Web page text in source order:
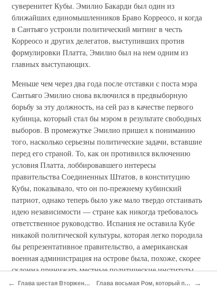
суверенитет Кубы. Эмилио Бакарди был один из
ближайших единомышленников Браво Корреосо, и когда
в Сантьяго устроили политический митинг в честь
Корреосо и других делегатов, выступивших против
формулировки Платта, Эмилио был на нем одним из
главных выступающих.
Меньше чем через два года после отставки с поста мэра
Сантьяго Эмилио снова включился в предвыборную
борьбу за эту должность, на сей раз в качестве первого
кубинца, который стал бы мэром в результате свободных
выборов. В промежутке Эмилио пришел к пониманию
того, насколько серьезны политические задачи, вставшие
перед его страной. То, как он противился включению
условия Платта, лоббировавшего интересы
правительства Соединенных Штатов, в конституцию
Кубы, показывало, что он по-прежнему кубинский
патриот, однако теперь было уже мало твердо отстаивать
идею независимости — стране как никогда требовалось
ответственное руководство. Испания не оставила Кубе
никакой политической культуры, которая легко породила
бы репрезентативное правительство, а американская
военная администрация на острове была, похоже, скорее
склонна принижать местные политические институты,
нежели взращивать их. Потому-то в общественной жизни
← Глава шестая Вторжение великана Глава восьмая Ром, который прославил Кубу →